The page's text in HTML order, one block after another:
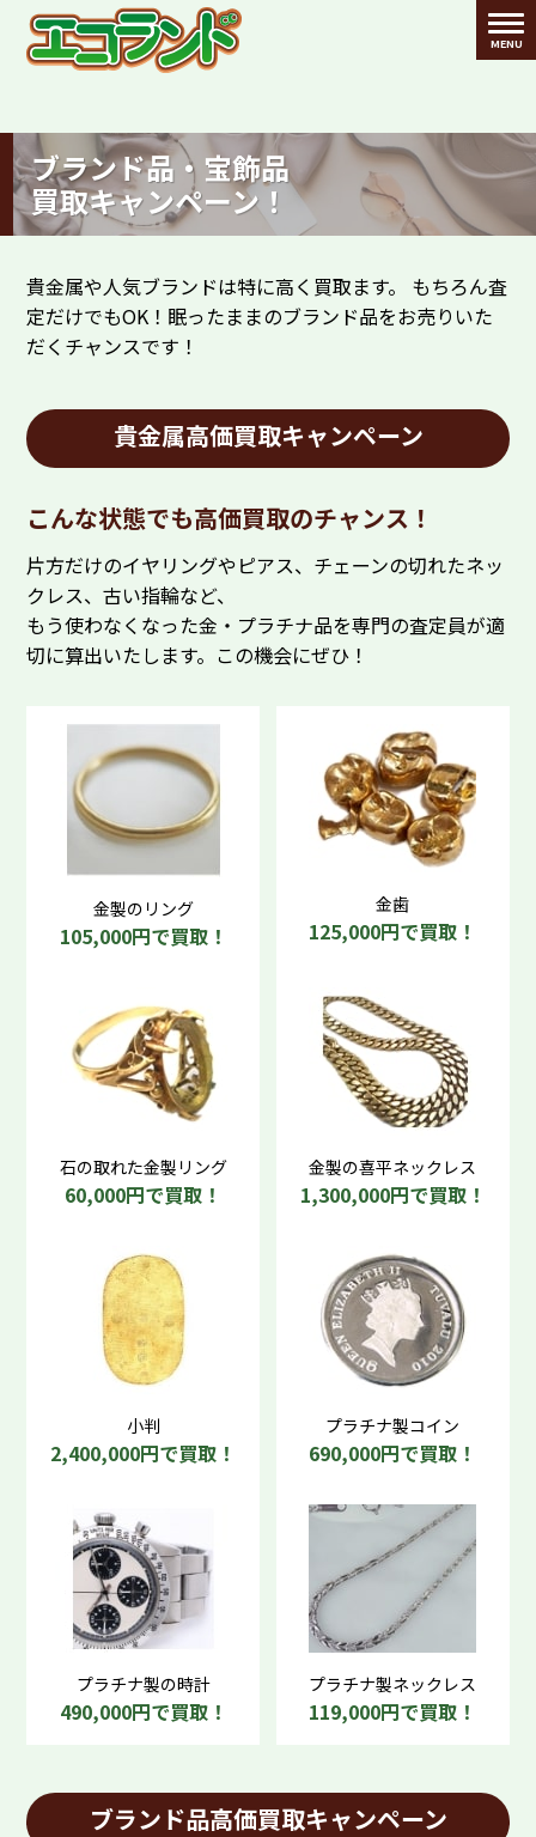
ブランド品・宝飾品
買取キャンペーン！
貴金属や人気ブランドは特に高く買取ます。 もちろん査
定だけでもOK！眠ったままのブランド品をお売りいた
だくチャンスです！
貴金属高価買取キャンペーン
こんな状態でも高価買取のチャンス！
片方だけのイヤリングやピアス、チェーンの切れたネッ
クレス、古い指輪など、
もう使わなくなった金・プラチナ品を専門の査定員が適
切に算出いたします。この機会にぜひ！
金製のリング
105,000円で買取！
金歯
125,000円で買取！
石の取れた金製リング
60,000円で買取！
金製の喜平ネックレス
1,300,000円で買取！
小判
2,400,000円で買取！
プラチナ製コイン
690,000円で買取！
プラチナ製の時計
490,000円で買取！
プラチナ製ネックレス
119,000円で買取！
ブランド品高価買取キャンペーン